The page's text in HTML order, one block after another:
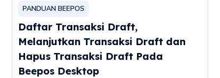
PANDUAN BEEPOS
Daftar Transaksi Draft,
Melanjutkan Transaksi Draft dan
Hapus Transaksi Draft Pada
Beepos Desktop